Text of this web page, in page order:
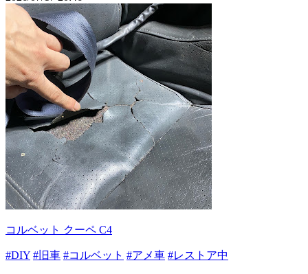
コルベット クーペ C4
#DIY #旧車 #コルベット #アメ車 #レストア中